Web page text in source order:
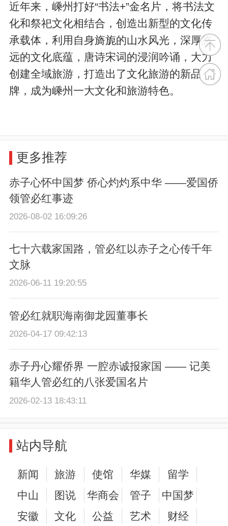
近年来，嵊州打好“书法+”金名片，将书法文
化和祭祀文化相结合，创造出新型的文化传
承载体，利用自身旖旎的山水风光，深厚悠
远的文化底蕴，唐诗宋词的浸润吟诵，大力
创建全域旅游，打造出了文化旅游的新品
牌，成为嵊州一大文化和旅游特色。
更多推荐
赤子心怀中国梦 侨心灼灼系中华 ——爱国侨
领管必红事迹
2026-08-02 16:09:26
七十六载家国路，管必红以赤子之心传千年
文脉
2026-06-11 19:20:55
管必红就职海南御龙园董事长
2026-04-17 09:42:13
赤子丹心耀侨界 一腔赤诚报家国 —— 记美
籍华人管必红的八张爱国名片
2026-02-13 18:43:11
站内导航
新闻 旅游 使馆 华媒
留学
中山
图说 华商会 管子
中国梦
安徽
文化 公益 艺术 财经